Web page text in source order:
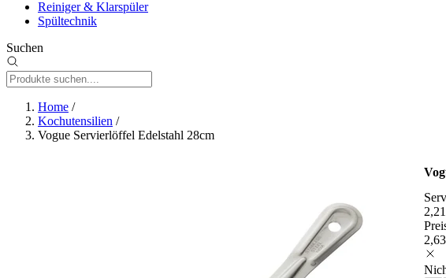
Reiniger & Klarspüler
Spültechnik
Suchen
Home /
Kochutensilien /
Vogue Servierlöffel Edelstahl 28cm